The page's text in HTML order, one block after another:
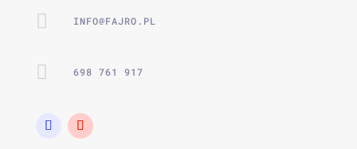
 INFO@FAJRO.PL
 698 761 917